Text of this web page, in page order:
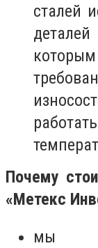
сталей
Почему
«Метекс
мы